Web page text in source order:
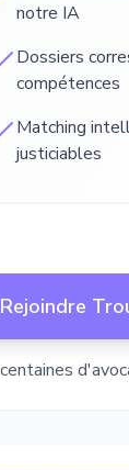
notre IA
Dossiers
compétences
Matching
justiciables
Rejoindre